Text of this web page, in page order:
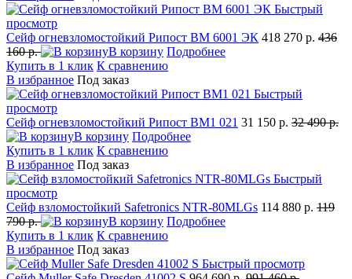
Быстрый
просмотр
Сейф огневзломостойкий Рипост BM 6001 ЭК 418 270 р. 436
160 р.
В корзину Подробнее
Купить в 1 клик К сравнению
В избранное Под заказ
Быстрый
просмотр
Сейф огневзломостойкий Рипост BM1 021 31 150 р. 32 490 р.
В корзину Подробнее
Купить в 1 клик К сравнению
В избранное Под заказ
Быстрый
просмотр
Сейф взломостойкий Safetronics NTR-80MLGs 114 880 р. 119
790 р.
В корзину Подробнее
Купить в 1 клик К сравнению
В избранное Под заказ
Быстрый просмотр